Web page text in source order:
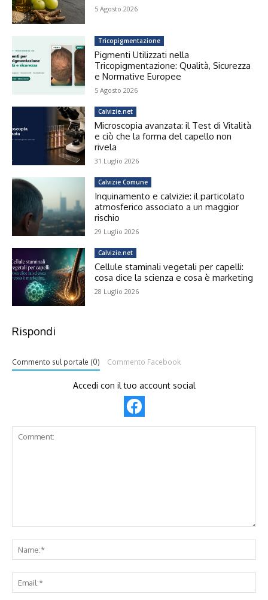
5 Agosto 2026
Tricopigmentazione
Pigmenti Utilizzati nella
Tricopigmentazione: Qualità, Sicurezza
e Normative Europee
5 Agosto 2026
Calvizie.net
Microscopia avanzata: il Test di Vitalità
e ciò che la forma del capello non
rivela
31 Luglio 2026
Calvizie Comune
Inquinamento e calvizie: il particolato
atmosferico associato a un maggior
rischio
29 Luglio 2026
Calvizie.net
Cellule staminali vegetali per capelli:
cosa dice la scienza e cosa è marketing
28 Luglio 2026
Rispondi
Commento sul portale (0) Commento Facebook
Accedi con il tuo account social